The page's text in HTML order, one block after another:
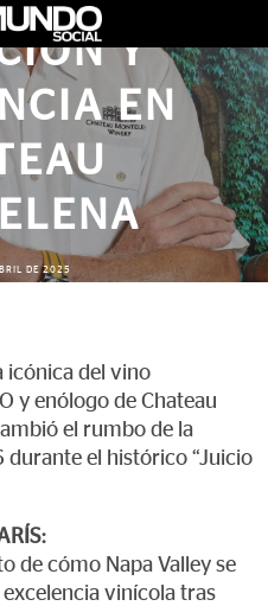
Y
EN
DE 2025
icónica del vino
y enólogo de Chateau
el rumbo de la
el histórico “Juicio
de cómo Napa Valley se
vinícola tras